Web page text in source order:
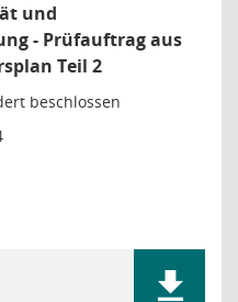
und
- Prüfauftrag aus
Teil 2
beschlossen